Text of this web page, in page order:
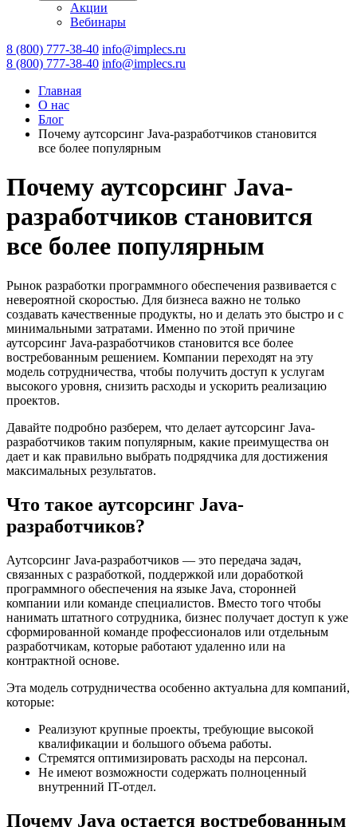
Акции
Вебинары
8 (800) 777-38-40 info@implecs.ru
8 (800) 777-38-40 info@implecs.ru
Главная
О нас
Блог
Почему аутсорсинг Java-разработчиков становится
все более популярным
Почему аутсорсинг Java-
разработчиков становится
все более популярным
Рынок разработки программного обеспечения развивается с
невероятной скоростью. Для бизнеса важно не только
создавать качественные продукты, но и делать это быстро и с
минимальными затратами. Именно по этой причине
аутсорсинг Java-разработчиков становится все более
востребованным решением. Компании переходят на эту
модель сотрудничества, чтобы получить доступ к услугам
высокого уровня, снизить расходы и ускорить реализацию
проектов.
Давайте подробно разберем, что делает аутсорсинг Java-
разработчиков таким популярным, какие преимущества он
дает и как правильно выбрать подрядчика для достижения
максимальных результатов.
Что такое аутсорсинг Java-
разработчиков?
Аутсорсинг Java-разработчиков — это передача задач,
связанных с разработкой, поддержкой или доработкой
программного обеспечения на языке Java, сторонней
компании или команде специалистов. Вместо того чтобы
нанимать штатного сотрудника, бизнес получает доступ к уже
сформированной команде профессионалов или отдельным
разработчикам, которые работают удаленно или на
контрактной основе.
Эта модель сотрудничества особенно актуальна для компаний,
которые:
Реализуют крупные проекты, требующие высокой
квалификации и большого объема работы.
Стремятся оптимизировать расходы на персонал.
Не имеют возможности содержать полноценный
внутренний IT-отдел.
Почему Java остается востребованным